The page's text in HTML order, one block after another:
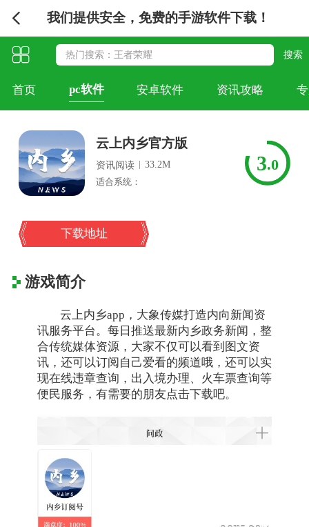
我们提供安全，免费的手游软件下载！
首页 pc软件 安卓软件 资讯攻略
云上内乡官方版
资讯阅读 |33.2M
适合系统：
3.0
下载地址
游戏简介
云上内乡app，大象传媒打造内向新闻资
讯服务平台。每日推送最新内乡政务新闻，整
合传统媒体资源，大家不仅可以看到图文资
讯，还可以订阅自己爱看的频道哦，还可以实
现在线违章查询，出入境办理、火车票查询等
便民服务，有需要的朋友点击下载吧。